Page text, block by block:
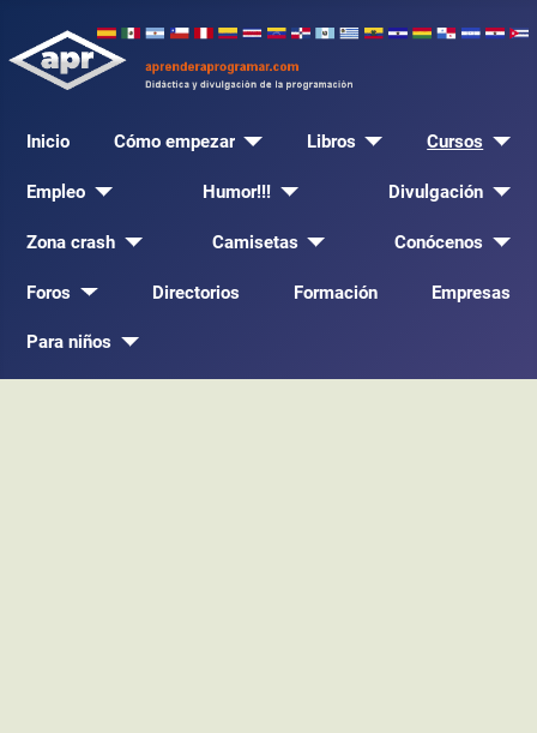
Inicio Cómo empezar Libros Cursos
Empleo Humor!!! Divulgación
Zona crash Camisetas Conócenos
Foros Directorios Formación Empresas
Para niños